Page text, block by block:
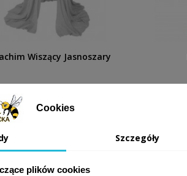
Wiszący Jasnoszary
Cookies
Szczegóły
plików cookies